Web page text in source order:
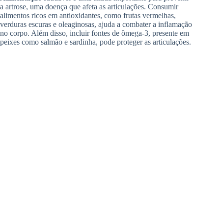
a artrose, uma doença que afeta as articulações. Consumir
alimentos ricos em antioxidantes, como frutas vermelhas,
verduras escuras e oleaginosas, ajuda a combater a inflamação
no corpo. Além disso, incluir fontes de ômega-3, presente em
peixes como salmão e sardinha, pode proteger as articulações.